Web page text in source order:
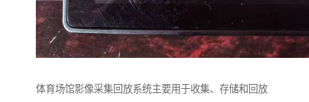
体育场馆影像采集回放系统主要用于收集、存储和回放